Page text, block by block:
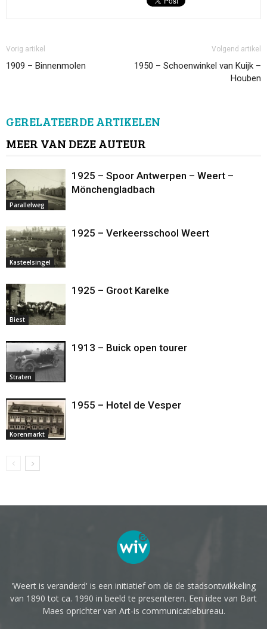
Vorig artikel
1909 – Binnenmolen
Volgend artikel
1950 – Schoenwinkel van Kuijk –
Houben
GERELATEERDE ARTIKELEN
MEER VAN DEZE AUTEUR
Parallelweg
1925 – Spoor Antwerpen – Weert –
Mönchengladbach
Kasteelsingel
1925 – Verkeersschool Weert
Biest
1925 – Groot Karelke
Straten
1913 – Buick open tourer
Korenmarkt
1955 – Hotel de Vesper
'Weert is veranderd' is een initiatief om de de stadsontwikkeling
van 1890 tot ca. 1990 in beeld te presenteren. Een idee van Bart
Maes oprichter van Art-is communicatiebureau.